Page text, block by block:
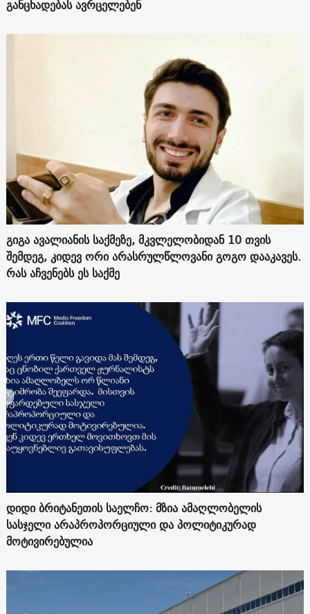
განცხადებას ავრცელებენ
გიგა ავალიანის საქმეზე, მკვლელობიდან 10 თვის
შემდეგ, კიდევ ორი არასრულწლოვანი გოგო დააკავეს.
რას აჩვენებს ეს საქმე
დიდი ბრიტანეთის საელჩო: მზია ამაღლობელის
სასჯელი არაპროპორციული და პოლიტიკურად
მოტივირებულია